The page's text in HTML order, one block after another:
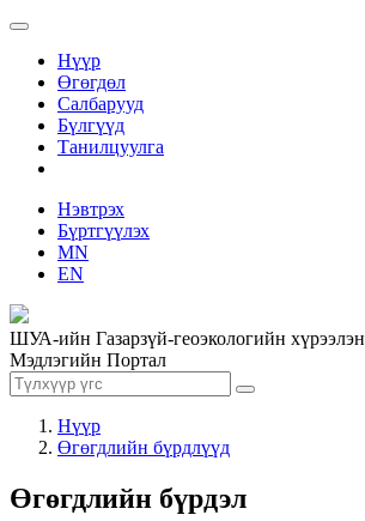
Нүүр
Өгөгдөл
Салбарууд
Бүлгүүд
Танилцуулга
Нэвтрэх
Бүртгүүлэх
MN
EN
ШУА-ийн Газарзүй-геоэкологийн хүрээлэн
Мэдлэгийн Портал
Нүүр
Өгөгдлийн бүрдлүүд
Өгөгдлийн бүрдэл